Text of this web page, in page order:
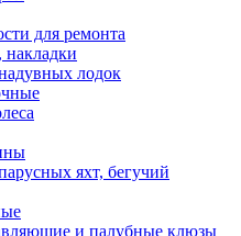
для ремонта
лодок
яхт, бегучий
и палубные клюзы